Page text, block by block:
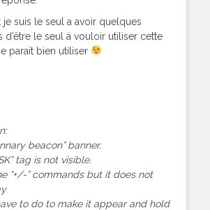
je suis le seul a avoir quelques
d’être le seul à vouloir utiliser cette
parait bien utiliser
beacon” banner.
tag is not visible.
“+/-” commands but it does not
to do to make it appear and hold